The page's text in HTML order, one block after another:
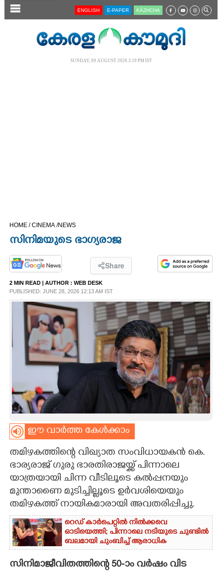
SECTIONS
OPINION
PHOTOS
LIFESTYLE
SPIRITUAL
ART
ASTRO
CARTOONS
LITERATURE
ZOOM
CONTACT US
ENGLISH E-PAPER KĀZHCHA
SUNDAY, 09 AUGUST 2026 3.19 PM IST
HOME /CINEMA /NEWS
സിനിമയുടെ ഭാഗ്യരാജ
Share
2 MIN READ | AUTHOR : WEB DESK
PUBLISHED: JUNE 28, 2026 12:13 AM IST
ഈ വാർത്ത കേൾക്കാം
തമിഴകത്തിന്റെ വിഖ്യാത സംവിധായകൻ കെ.
ഭാര്യരാജ് ഗുരു ഭാരതിരാജയ്ക്ക് പിന്നാലെ
യാത്രയായി ചിന്ന വീടിലൂടെ കൽപ്പനയും
മുന്താണൈ മുടിച്ചില്ലൂടെ ഉർവശിയെയും
തമിഴകത്ത് നായികമാരായി അവതരിപ്പിച്ചു.
റെഡ് കാർപെറ്റിൽ നിൽക്കവെ
ഓടിയെത്തി; പിന്നാലെ നടിയുടെ ചുണ്ടിൽ
ബലമായി ചുംബിച്ച് ആരാധിക
സിനിമാജീവിതത്തിന്റെ 50-ാം വർഷം വിട